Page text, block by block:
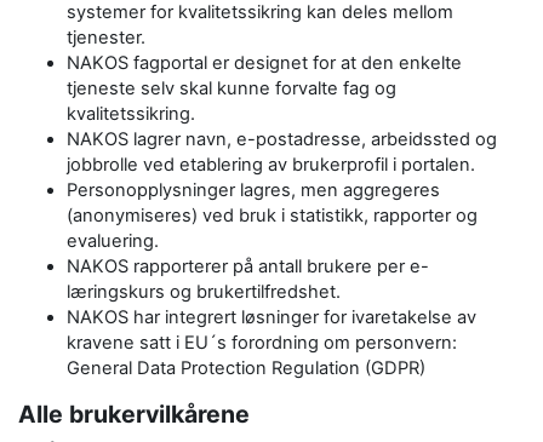
systemer for kvalitetssikring kan deles mellom
tjenester.
NAKOS fagportal er designet for at den enkelte
tjeneste selv skal kunne forvalte fag og
kvalitetssikring.
NAKOS lagrer navn, e-postadresse, arbeidssted og
jobbrolle ved etablering av brukerprofil i portalen.
Personopplysninger lagres, men aggregeres
(anonymiseres) ved bruk i statistikk, rapporter og
evaluering.
NAKOS rapporterer på antall brukere per e-
læringskurs og brukertilfredshet.
NAKOS har integrert løsninger for ivaretakelse av
kravene satt i EU´s forordning om personvern:
General Data Protection Regulation (GDPR)
Alle brukervilkårene